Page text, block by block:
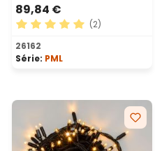
89,84 €
Note moyenne de 5 sur
(2)
26162
Série: PML